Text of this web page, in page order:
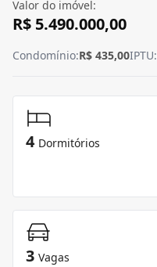
Valor do imóvel:
R$ 5.490.000,00
Condomínio:R$ 435,00IPTU:
4 Dormitórios
3 Vagas